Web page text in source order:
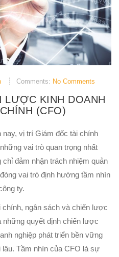
Comments: No Comments
LƯỢC KINH DOANH
(CFO)
nay, vị trí Giám đốc tài chính
vai trò quan trọng nhất
đảm nhận trách nhiệm quản
vai trò định hướng tầm nhìn
ty.
ngân sách và chiến lược
những quyết định chiến lược
nghiệp phát triển bền vững
Tầm nhìn của CFO là sự